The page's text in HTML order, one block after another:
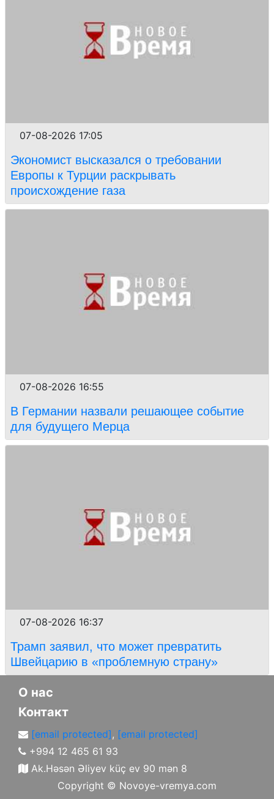
07-08-2026 17:05
Экономист высказался о требовании
Европы к Турции раскрывать
происхождение газа
07-08-2026 16:55
В Германии назвали решающее событие
для будущего Мерца
07-08-2026 16:37
Трамп заявил, что может превратить
Швейцарию в «проблемную страну»
О нас
Контакт
[email protected], [email protected]
+994 12 465 61 93
Ak.Həsən Əliyev küç ev 90 mən 8
Copyright © Novoye-vremya.com